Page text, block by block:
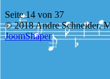
Seite 14 von 37
© 2018 Andre Schneider,
JoomShaper